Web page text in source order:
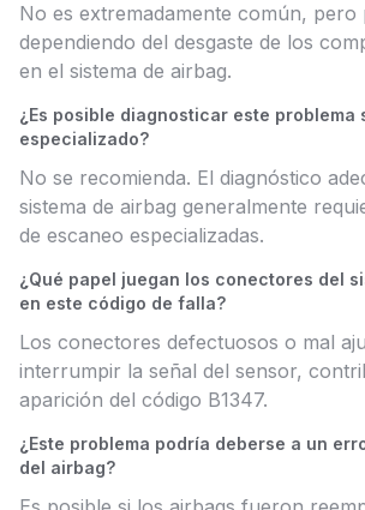
No es extremadamente común, pero
dependiendo del desgaste de los
en el sistema de airbag.
¿Es posible diagnosticar este problema
especializado?
No se recomienda. El diagnóstico
sistema de airbag generalmente
de escaneo especializadas.
¿Qué papel juegan los conectores del
en este código de falla?
Los conectores defectuosos o mal
interrumpir la señal del sensor,
aparición del código B1347.
¿Este problema podría deberse a un
del airbag?